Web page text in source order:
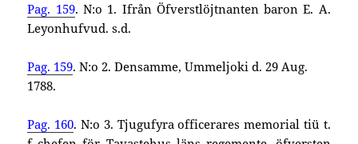
Pag. 159. N:o 1. Ifrån Öfverstlöjtnanten baron E. A.
Leyonhufvud. s.d.
Pag. 159. N:o 2. Densamme, Ummeljoki d. 29 Aug.
1788.
Pag. 160. N:o 3. Tjugufyra officerares memorial tiü t.